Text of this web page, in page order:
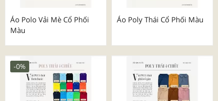
Áo Polo Vải Mè Cổ Phối
Màu
Áo Poly Thái Cổ Phối Màu
-0%